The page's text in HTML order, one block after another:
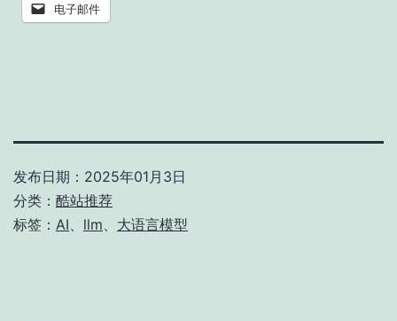
电子邮件
发布日期： 2025年01月3日
分类： 酷站推荐
标签： AI、 llm、 大语言模型